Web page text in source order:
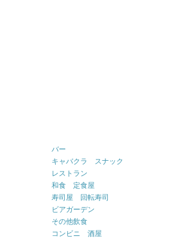
バー
キャバクラ スナック
レストラン
和食 定食屋
寿司屋 回転寿司
ビアガーデン
その他飲食
コンビニ 酒屋